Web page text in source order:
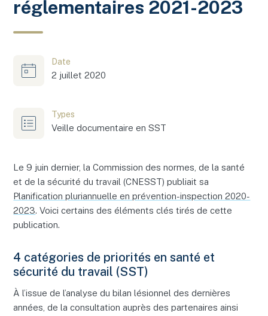
réglementaires 2021-2023
Date
2 juillet 2020
Types
Veille documentaire en SST
Le 9 juin dernier, la Commission des normes, de la santé
et de la sécurité du travail (CNESST) publiait sa
Planification pluriannuelle en prévention-inspection 2020-
2023. Voici certains des éléments clés tirés de cette
publication.
4 catégories de priorités en santé et
sécurité du travail (SST)
À l’issue de l’analyse du bilan lésionnel des dernières
années, de la consultation auprès des partenaires ainsi